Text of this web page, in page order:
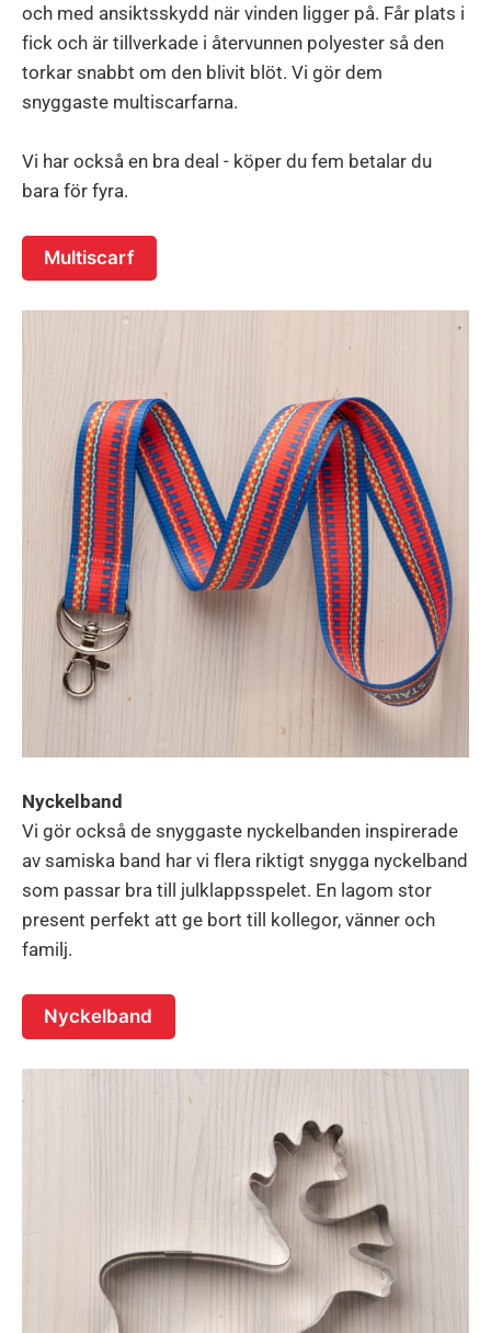
och med ansiktsskydd när vinden ligger på. Får plats i
fick och är tillverkade i återvunnen polyester så den
torkar snabbt om den blivit blöt. Vi gör dem
snyggaste multiscarfarna.
Vi har också en bra deal - köper du fem betalar du
bara för fyra.
Multiscarf
Nyckelband
Vi gör också de snyggaste nyckelbanden inspirerade
av samiska band har vi flera riktigt snygga nyckelband
som passar bra till julklappsspelet. En lagom stor
present perfekt att ge bort till kollegor, vänner och
familj.
Nyckelband